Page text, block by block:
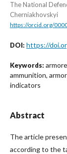
The National
Cherniakhovskyi
https://orcid.org/
DOI: https://
Keywords:
ammunition,
indicators
Abstract
The article
according to the